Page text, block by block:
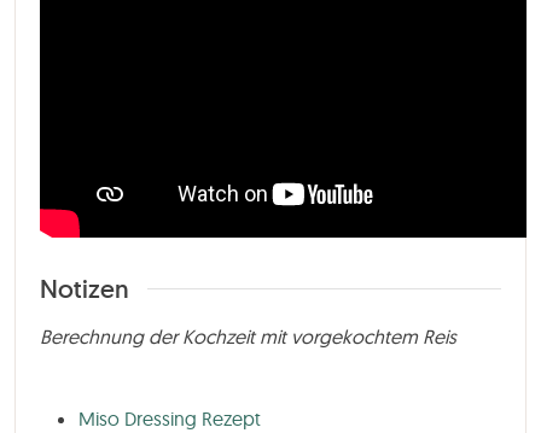
Notizen
Berechnung der Kochzeit mit vorgekochtem Reis
Miso Dressing Rezept